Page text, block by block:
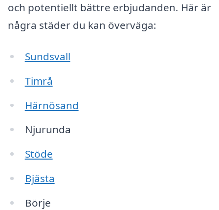
och potentiellt bättre erbjudanden. Här är
några städer du kan överväga:
Sundsvall
Timrå
Härnösand
Njurunda
Stöde
Bjästa
Börje